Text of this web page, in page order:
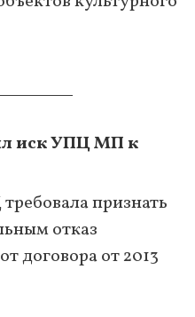
иск УПЦ МП к
признать
отказ
договора от 2013